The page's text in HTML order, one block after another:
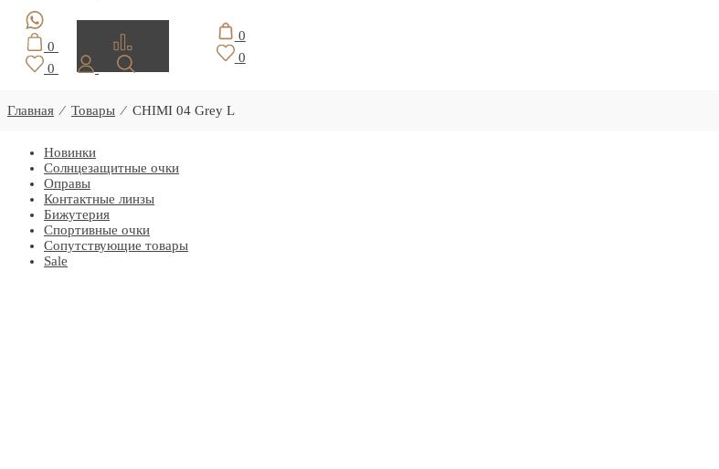
0
0
0
0
Главная ⁄ Товары ⁄ CHIMI 04 Grey L
Новинки
Солнцезащитные очки
Оправы
Контактные линзы
Бижутерия
Спортивные очки
Сопутствующие товары
Sale